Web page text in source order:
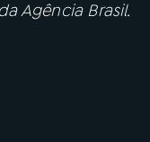
Agência Brasil.